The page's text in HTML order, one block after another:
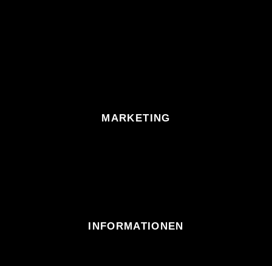
MARKETING
INFORMATIONEN